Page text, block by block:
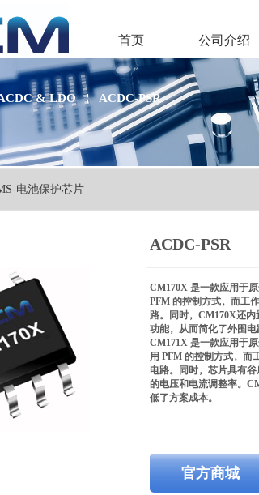
& LDO ￤ ACDC-PSR
首页 公司介绍
电池保护芯片
ACDC-PSR
CM170X 是一款应用于
PFM 的控制方式，而工
路。同时，CM170X还
功能，从而简化了外围
CM171X 是一款应用于
用 PFM 的控制方式，而
电路。同时，芯片具有
的电压和电流调整率。
低了方案成本。
官方商城